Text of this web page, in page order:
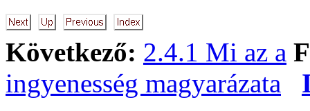
Következő: 2.4.1 Mi az a
ingyenesség magyarázata